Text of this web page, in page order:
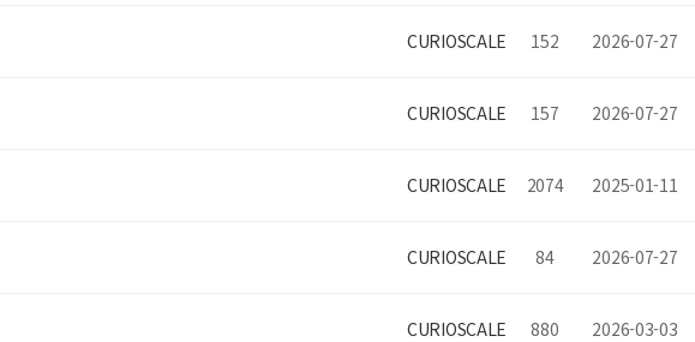
CURIOSCALE 152 2026-07-27
CURIOSCALE 157 2026-07-27
CURIOSCALE 2074 2025-01-11
CURIOSCALE 84 2026-07-27
CURIOSCALE 880 2026-03-03